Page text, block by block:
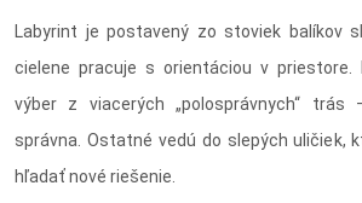
Labyrint je postavený zo stoviek balíkov
cielene pracuje s orientáciou v priestore.
výber z viacerých „polosprávnych“ trás
správna. Ostatné vedú do slepých uličiek,
hľadať nové riešenie.